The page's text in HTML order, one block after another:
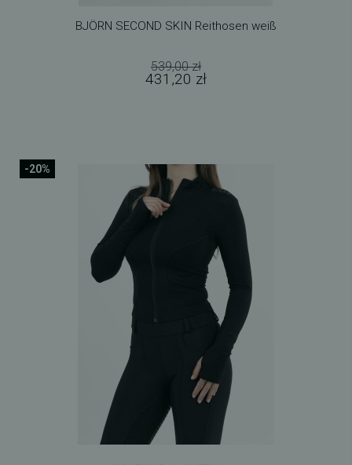
BJÖRN SECOND SKIN Reithosen weiß
539,00 zł
431,20 zł
-20%